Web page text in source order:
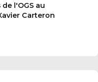
l'OGS au
Carteron